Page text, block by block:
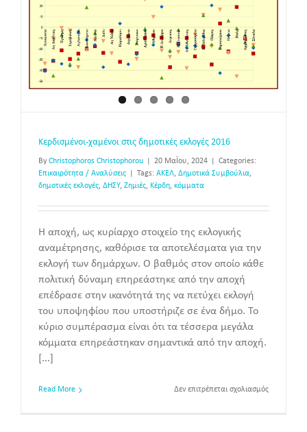
Κερδισμένοι-χαμένοι στις δημοτικές εκλογές 2016
By Christophoros Christophorou 20 Μαΐου, 2024
Categories:
Επικαιρότητα / Αναλύσεις
Tags: ΑΚΕΛ, Δημοτικά Συμβούλια,
δημοτικές εκλογές, ΔΗΣΥ, Ζημιές, Κέρδη, κόμματα
Η αποχή, ως κυρίαρχο στοιχείο της εκλογικής
αναμέτρησης, καθόρισε τα αποτελέσματα για την
εκλογή των δημάρχων. Ο βαθμός στον οποίο κάθε
πολιτική δύναμη επηρεάστηκε από την αποχή
επέδρασε στην ικανότητά της να πετύχει εκλογή
του υποψηφίου που υποστήριζε σε ένα δήμο. Το
κύριο συμπέρασμα είναι ότι τα τέσσερα μεγάλα
κόμματα επηρεάστηκαν σημαντικά από την αποχή.
[...]
Read More Δεν επιτρέπεται σχολιασμόςστο